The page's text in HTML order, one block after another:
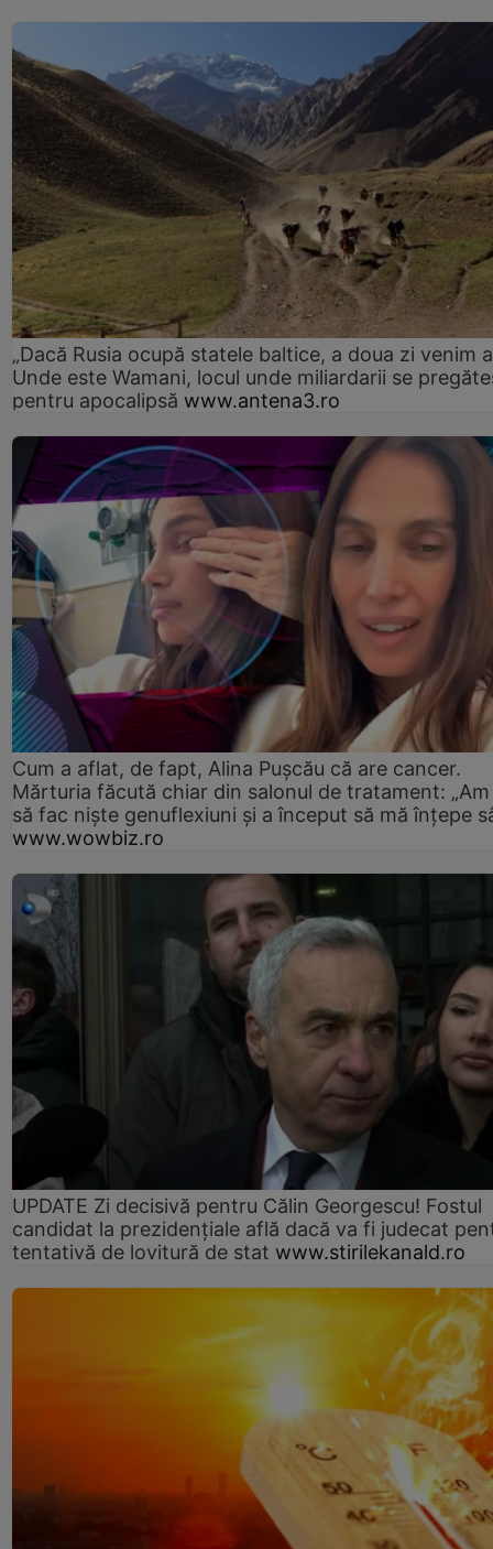
„Dacă Rusia ocupă statele baltice, a doua zi venim
Unde este Wamani, locul unde miliardarii se
pentru apocalipsă www.antena3.ro
Cum a aflat, de fapt, Alina Pușcău că are cancer.
Mărturia făcută chiar din salonul de tratament:
să fac niște genuflexiuni și a început să mă înțepe
www.wowbiz.ro
UPDATE Zi decisivă pentru Călin Georgescu! Fostul
candidat la prezidențiale află dacă va fi judecat
tentativă de lovitură de stat www.stirilekanald.ro